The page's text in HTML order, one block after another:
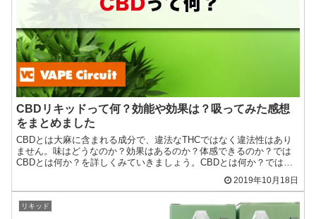
CBDリキッドって何？効能や効果は？吸ってみた感想
をまとめました
CBDとは大麻に含まれる成分で、違法なTHCではなく違法性はあり
ません。味はどうなのか？効果はあるのか？体感できるのか？では
CBDとは何か？を詳しくみていきましょう。CBDとは何か？ではま
ずCBDとは何か？というと、カンナビジオールの略（C...
2019年10月18日
リキッド